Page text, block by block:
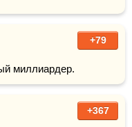
+79
миллиардер.
+367